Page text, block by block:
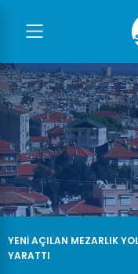
YENİ AÇILAN MEZARLIK
YARATTI